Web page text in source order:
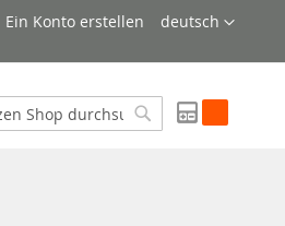
Sprache
deutsch
Ein Konto erstellen